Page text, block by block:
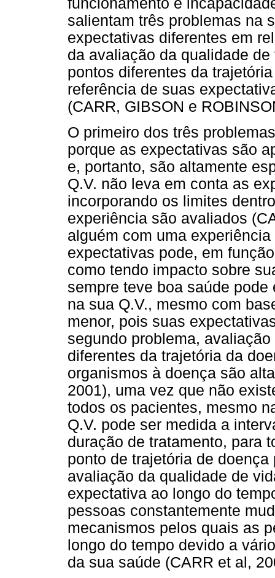
funcionamento e
salientam três problemas na
expectativas diferentes em
da avaliação da qualidade
pontos diferentes da
referência de suas
(CARR, GIBSON e
O primeiro dos três
porque as expectativas são
e, portanto, são altamente
Q.V. não leva em conta as
incorporando os limites
experiência são avaliados
alguém com uma
expectativas pode, em
como tendo impacto sobre
sempre teve boa saúde
na sua Q.V., mesmo com
menor, pois suas
segundo problema,
diferentes da trajetória da
organismos à doença são
2001), uma vez que não
todos os pacientes, mesmo
Q.V. pode ser medida a
duração de tratamento, para
ponto de trajetória de
avaliação da qualidade de
expectativa ao longo do
pessoas constantemente
mecanismos pelos quais as
longo do tempo devido a
da sua saúde (CARR et al,